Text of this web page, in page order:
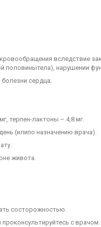
вследствие
половинытела), нарушении
сердца;
терпен-лактоны – 4,8 мг.
(илипо назначению врача).
живота.
состорожностью.
с врачом.